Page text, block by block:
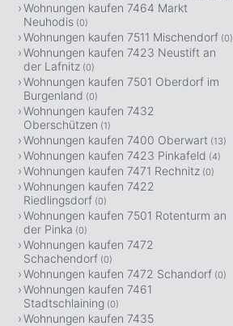
Wohnungen kaufen 7464 Markt
Neuhodis (0)
Wohnungen kaufen 7511 Mischendorf (0)
Wohnungen kaufen 7423 Neustift an
der Lafnitz (0)
Wohnungen kaufen 7501 Oberdorf im
Burgenland (0)
Wohnungen kaufen 7432
Oberschützen (1)
Wohnungen kaufen 7400 Oberwart (13)
Wohnungen kaufen 7423 Pinkafeld (4)
Wohnungen kaufen 7471 Rechnitz (0)
Wohnungen kaufen 7422
Riedlingsdorf (0)
Wohnungen kaufen 7501 Rotenturm an
der Pinka (0)
Wohnungen kaufen 7472
Schachendorf (0)
Wohnungen kaufen 7472 Schandorf (0)
Wohnungen kaufen 7461
Stadtschlaining (0)
Wohnungen kaufen 7435